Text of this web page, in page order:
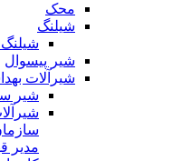
محک
شیلنگ
شیلنگ
شیر پیسوال
شیرآلات
شیر